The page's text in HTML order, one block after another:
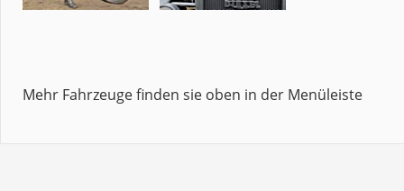
Mehr Fahrzeuge finden sie oben in der Menüleiste